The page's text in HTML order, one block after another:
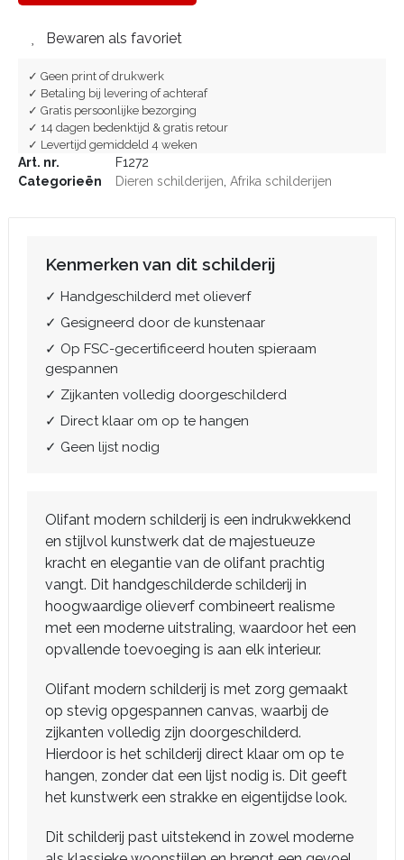
Bewaren als favoriet
✓ Geen print of drukwerk
✓ Betaling bij levering of achteraf
✓ Gratis persoonlijke bezorging
✓ 14 dagen bedenktijd & gratis retour
✓ Levertijd gemiddeld 4 weken
Art. nr.
F1272
Categorieën
Dieren schilderijen Afrika schilderijen
Kenmerken van dit schilderij
✓ Handgeschilderd met olieverf
✓ Gesigneerd door de kunstenaar
✓ Op FSC-gecertificeerd houten spieraam
gespannen
✓ Zijkanten volledig doorgeschilderd
✓ Direct klaar om op te hangen
✓ Geen lijst nodig
Olifant modern schilderij is een indrukwekkend
en stijlvol kunstwerk dat de majestueuze
kracht en elegantie van de olifant prachtig
vangt. Dit handgeschilderde schilderij in
hoogwaardige olieverf combineert realisme
met een moderne uitstraling, waardoor het een
opvallende toevoeging is aan elk interieur.
Olifant modern schilderij is met zorg gemaakt
op stevig opgespannen canvas, waarbij de
zijkanten volledig zijn doorgeschilderd.
Hierdoor is het schilderij direct klaar om op te
hangen, zonder dat een lijst nodig is. Dit geeft
het kunstwerk een strakke en eigentijdse look.
Dit schilderij past uitstekend in zowel moderne